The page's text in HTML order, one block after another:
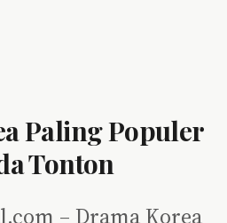
Paling Populer
Tonton
– Drama Korea